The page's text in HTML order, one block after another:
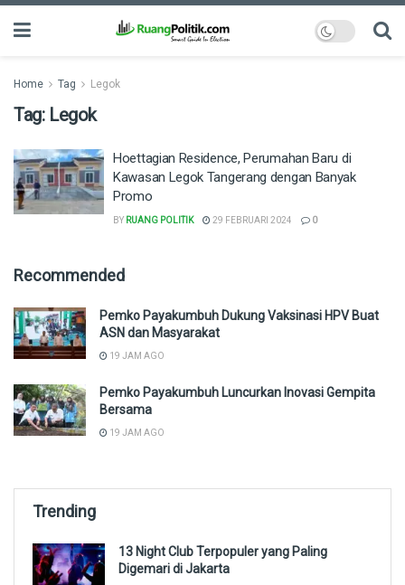
Home Tag Legok
Tag: Legok
Hoettagian Residence, Perumahan Baru di
Kawasan Legok Tangerang dengan Banyak
Promo
BY RUANG POLITIK 29 FEBRUARI 2024 0
Recommended
Pemko Payakumbuh Dukung Vaksinasi HPV Buat
ASN dan Masyarakat
19 JAM AGO
Pemko Payakumbuh Luncurkan Inovasi Gempita
Bersama
19 JAM AGO
Trending
13 Night Club Terpopuler yang Paling
Digemari di Jakarta